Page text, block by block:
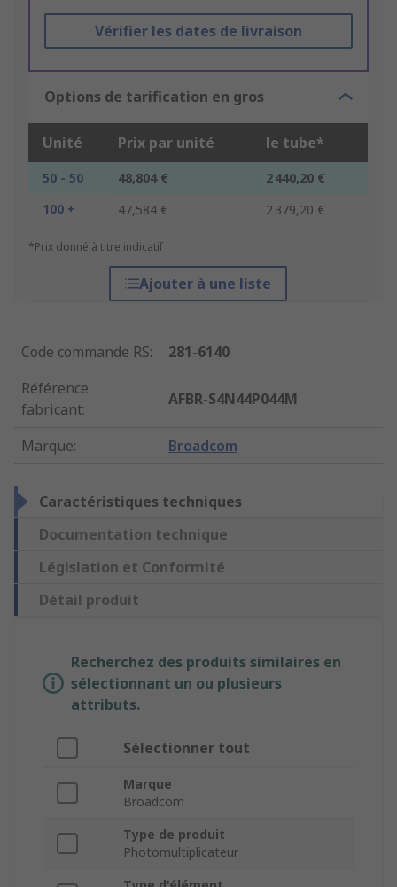
Vérifier les dates de livraison
Options de tarification en gros
Unité Prix par unité le tube*
50 - 50 48,804 €
2 440,20 €
100 +
47,584 € 2 379,20 €
*Prix donné à titre indicatif
Ajouter à une liste
Code commande RS:
281-6140
Référence
fabricant:
AFBR-S4N44P044M
Marque: Broadcom
Caractéristiques techniques
Documentation technique
Législation et Conformité
Détail produit
Recherchez des produits similaires en
sélectionnant un ou plusieurs
attributs.
Sélectionner tout
Marque
Broadcom
Type de produit
Photomultiplicateur